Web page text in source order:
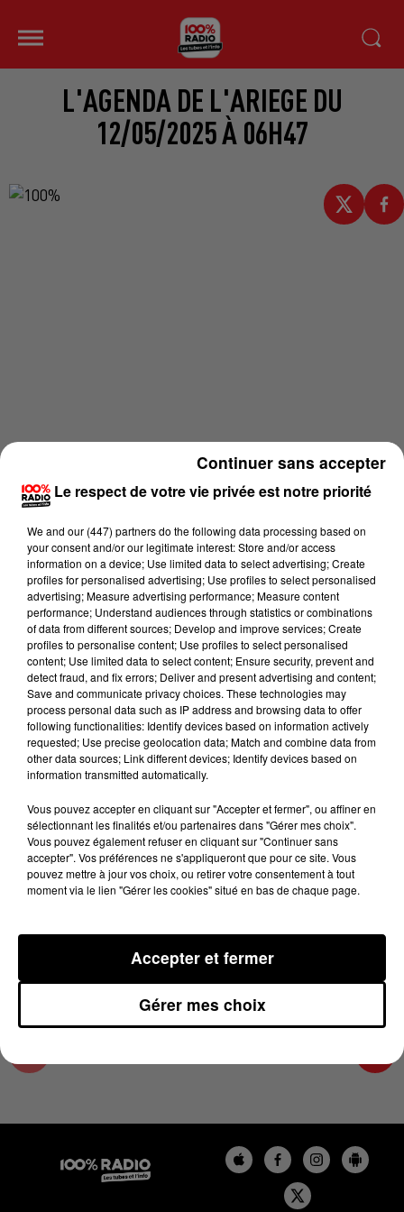
L'AGENDA DE L'ARIEGE DU
12/05/2025 À 06H47
Lecture (1 min 13 sec)
100%
100% Radio l'agenda de l'Ariege
12 mai 2025 - 1 min 13 sec
L'AGENDA DE L'ARIEGE DU 12/05/2025 À
06H47
L'agenda de l'Ariege
Le respect de votre vie privée est notre priorité
We and our (447) partnersdo the following data processing based on
your consent and/or our legitimate interest: Store and/or access
information on a device; Use limited data to select advertising; Create
profiles for personalised advertising; Use profiles to select personalised
advertising; Measure advertising performance; Measure content
performance; Understand audiences through statistics or combinations
of data from different sources; Develop and improve services; Create
profiles to personalise content; Use profiles to select personalised
content; Use limited data to select content; Ensure security, prevent and
detect fraud, and fix errors; Deliver and present advertising and content;
Save and communicate privacy choices. These technologies may
process personal data such as IP address and browsing data to offer
following functionalities: Identify devices based on information actively
requested; Use precise geolocation data; Match and combine data from
other data sources; Link different devices; Identify devices based on
information transmitted automatically.
Vous pouvez accepter en cliquant sur "Accepter et fermer", ou affiner en
sélectionnant les finalités et/ou partenaires dans "Gérer mes choix".
Vous pouvez également refuser en cliquant sur "Continuer sans
accepter". Vos préférences ne s'appliqueront que pour ce site. Vous
pouvez mettre à jour vos choix, ou retirer votre consentement à tout
moment via le lien "Gérer les cookies" situé en bas de chaque page.
Gérer mes choix
Accepter et fermer
Continuer sans accepter